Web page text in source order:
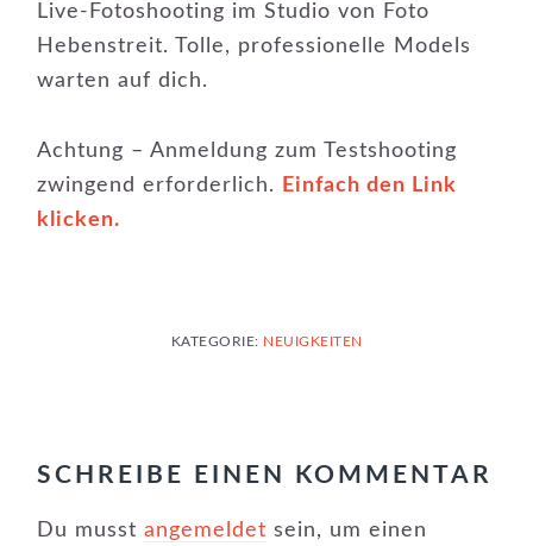
Live-Fotoshooting im Studio von Foto
Hebenstreit. Tolle, professionelle Models
warten auf dich.
Achtung – Anmeldung zum Testshooting
zwingend erforderlich.
Einfach den Link
klicken.
KATEGORIE: NEUIGKEITEN
SCHREIBE EINEN KOMMENTAR
Du musstangemeldet sein, um einen